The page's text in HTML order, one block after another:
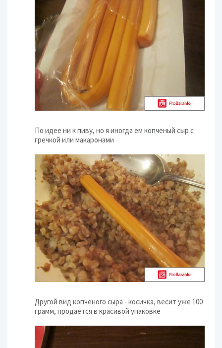
По идее ни к пиву, но я иногда ем копченый сыр с
гречкой или макаронами
Другой вид копченого сыра - косичка, весит уже 100
грамм, продается в красивой упаковке